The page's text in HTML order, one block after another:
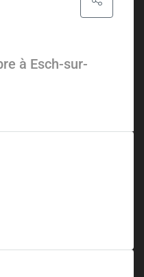
à Esch-sur-